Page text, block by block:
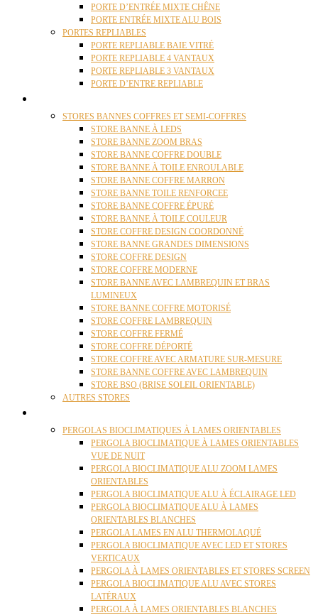
PORTE D’ENTRÉE MIXTE CHÊNE
PORTE ENTRÉE MIXTE ALU BOIS
PORTES REPLIABLES
PORTE REPLIABLE BAIE VITRÉ
PORTE REPLIABLE 4 VANTAUX
PORTE REPLIABLE 3 VANTAUX
PORTE D’ENTRE REPLIABLE
STORES BANNES COFFRES ET SEMI-COFFRES
STORE BANNE À LEDS
STORE BANNE ZOOM BRAS
STORE BANNE COFFRE DOUBLE
STORE BANNE À TOILE ENROULABLE
STORE BANNE COFFRE MARRON
STORE BANNE TOILE RENFORCEE
STORE BANNE COFFRE ÉPURÉ
STORE BANNE À TOILE COULEUR
STORE COFFRE DESIGN COORDONNÉ
STORE BANNE GRANDES DIMENSIONS
STORE COFFRE DESIGN
STORE COFFRE MODERNE
STORE BANNE AVEC LAMBREQUIN ET BRAS
LUMINEUX
STORE BANNE COFFRE MOTORISÉ
STORE COFFRE LAMBREQUIN
STORE COFFRE FERMÉ
STORE COFFRE DÉPORTÉ
STORE COFFRE AVEC ARMATURE SUR-MESURE
STORE BANNE COFFRE AVEC LAMBREQUIN
STORE BSO (BRISE SOLEIL ORIENTABLE)
AUTRES STORES
PERGOLAS BIOCLIMATIQUES À LAMES ORIENTABLES
PERGOLA BIOCLIMATIQUE À LAMES ORIENTABLES
VUE DE NUIT
PERGOLA BIOCLIMATIQUE ALU ZOOM LAMES
ORIENTABLES
PERGOLA BIOCLIMATIQUE ALU À ÉCLAIRAGE LED
PERGOLA BIOCLIMATIQUE ALU À LAMES
ORIENTABLES BLANCHES
PERGOLA LAMES EN ALU THERMOLAQUÉ
PERGOLA BIOCLIMATIQUE AVEC LED ET STORES
VERTICAUX
PERGOLA À LAMES ORIENTABLES ET STORES SCREEN
PERGOLA BIOCLIMATIQUE ALU AVEC STORES
LATÉRAUX
PERGOLA À LAMES ORIENTABLES BLANCHES